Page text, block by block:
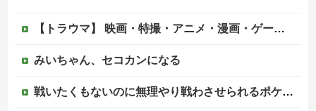
【トラウマ】 映画・特撮・アニメ・漫画・ゲームで「主人公がガチで敗北した回」と聞いて真っ先に思い浮かぶのは？
みいちゃん、セコカンになる
戦いたくもないのに無理やり戦わさせられるポケモンが可哀想